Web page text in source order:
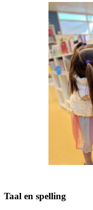
Taal en spelling